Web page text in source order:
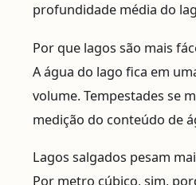
profundidade média do
Por que lagos são mais
A água do lago fica em
volume. Tempestades se
medição do conteúdo de
Lagos salgados pesam
Por metro cúbico, sim,